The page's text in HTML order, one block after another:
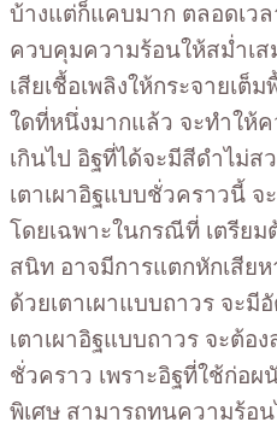
บ้างแต่ก็แคบมาก ตลอดเว
ควบคุมความร้อนให้สม่ำเส
เสียเชื้อเพลิงให้กระจายเต็
ใดที่หนึ่งมากแล้ว จะทำให้
เกินไป อิฐที่ได้จะมีสีดำไม่ส
เตาเผาอิฐแบบชั่วคราวนี้ จ
โดยเฉพาะในกรณีที่ เตรีย
สนิท อาจมีการแตกหักเสียห
ด้วยเตาเผาแบบถาวร จะมี
เตาเผาอิฐแบบถาวร จะต้อ
ชั่วคราว เพราะอิฐที่ใช้ก่อผ
พิเศษ สามารถทนความร้อ